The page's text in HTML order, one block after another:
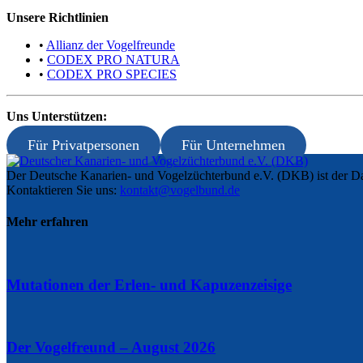
Unsere Richtlinien
• Allianz der Vogelfreunde
• CODEX PRO NATURA
• CODEX PRO SPECIES
Uns Unterstützen:
Für Privatpersonen Für Unternehmen
Der Deutsche Kanarien- und Vogelzüchterbund e.V. (DKB) ist der
Kontaktieren Sie uns: kontakt@vogelbund.de
Mehr erfahren
Mutationen der Erlen- und Kapuzenzeisige
Der Vogelfreund – August 2026